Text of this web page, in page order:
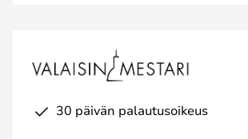
30 päivän palautusoikeus